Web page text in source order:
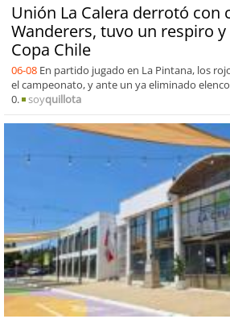
Unión La Calera derrotó con
Wanderers, tuvo un respiro
Copa Chile
06-08 En partido jugado en La Pintana, los
el campeonato, y ante un ya eliminado
0.
soyquillota